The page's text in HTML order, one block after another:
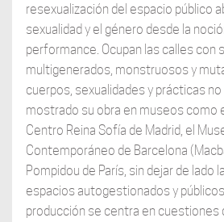
resexualización del espacio público
sexualidad y el género desde la
performance. Ocupan las calles con
multigenerados, monstruosos y
cuerpos, sexualidades y prácticas
mostrado su obra en museos como
Centro Reina Sofía de Madrid, el
Contemporáneo de Barcelona
Pompidou de París, sin dejar de lado
espacios autogestionados y
producción se centra en cuestiones